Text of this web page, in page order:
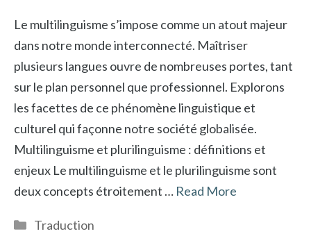
Le multilinguisme s’impose comme un atout majeur
dans notre monde interconnecté. Maîtriser
plusieurs langues ouvre de nombreuses portes, tant
sur le plan personnel que professionnel. Explorons
les facettes de ce phénomène linguistique et
culturel qui façonne notre société globalisée.
Multilinguisme et plurilinguisme : définitions et
enjeux Le multilinguisme et le plurilinguisme sont
deux concepts étroitement … Read More
Catégories
Traduction